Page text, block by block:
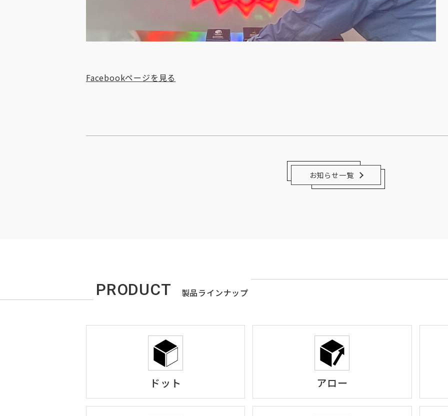
Facebookページを見る
お知らせ一覧
PRODUCT 製品ラインナップ
ドット アロー